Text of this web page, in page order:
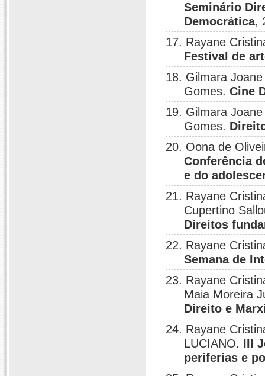
Seminário
Democrática,
17. Rayane
Festival de
18. Gilmara
Gomes.Cine
19. Gilmara
Gomes.
20. Oona de
Conferência
e do
21. Rayane
Cupertino
Direitos
22. Rayane
Semana de
23. Rayane
Maia Moreira
Direito e
24. Rayane
LUCIANO. III
periferias e